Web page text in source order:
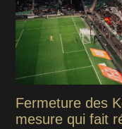
Fermeture des
mesure qui fait